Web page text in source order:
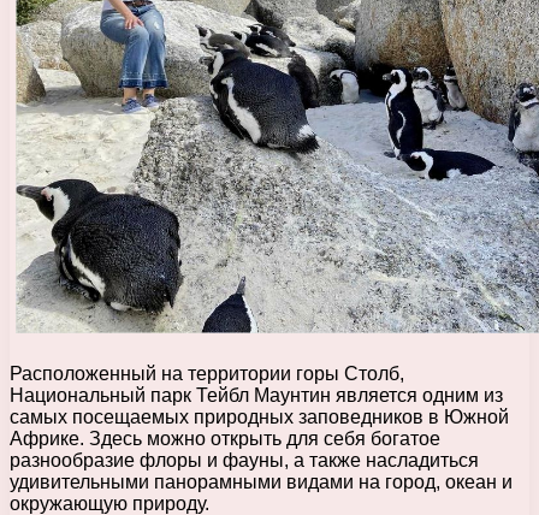
Расположенный на территории горы Столб,
Национальный парк Тейбл Маунтин является одним из
самых посещаемых природных заповедников в Южной
Африке. Здесь можно открыть для себя богатое
разнообразие флоры и фауны, а также насладиться
удивительными панорамными видами на город, океан и
окружающую природу.